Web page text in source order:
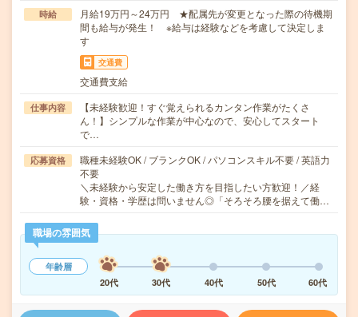
時給
月給19万円～24万円 ★配属先が変更となった際の待機期
間も給与が発生！ ※給与は経験などを考慮して決定しま
す
交通費
交通費支給
仕事内容
【未経験歓迎！すぐ覚えられるカンタン作業がたくさ
ん！】シンプルな作業が中心なので、安心してスタート
で…
応募資格
職種未経験OK / ブランクOK / パソコンスキル不要 / 英語力
不要
＼未経験から安定した働き方を目指したい方歓迎！／経
験・資格・学歴は問いません◎「そろそろ腰を据えて働…
職場の雰囲気
年齢層
20代
30代 40代 50代 60代